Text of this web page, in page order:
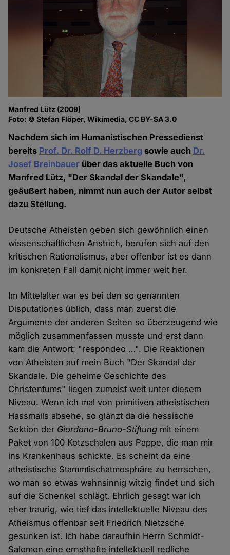
Manfred Lütz (2009)
Foto: © Stefan Flöper, Wikimedia, CC BY-SA 3.0
Nachdem sich im Humanistischen Pressedienst
bereits Prof. Dr. Rolf D. Herzberg sowie auch Dr.
Josef Breinbauer über das aktuelle Buch von
Manfred Lütz, "Der Skandal der Skandale",
geäußert haben, nimmt nun auch der Autor selbst
dazu Stellung.
Deutsche Atheisten geben sich gewöhnlich einen
wissenschaftlichen Anstrich, berufen sich auf den
kritischen Rationalismus, aber offenbar ist es dann
im konkreten Fall damit nicht immer weit her.
Im Mittelalter war es bei den so genannten
Disputationes üblich, dass man zuerst die
Argumente der anderen Seiten so überzeugend wie
möglich zusammenfassen musste und erst dann
kam die Antwort: "respondeo …". Die Reaktionen
von Atheisten auf mein Buch "Der Skandal der
Skandale. Die geheime Geschichte des
Christentums" liegen zumeist weit unter diesem
Niveau. Wenn ich mal von primitiven atheistischen
Hassmails absehe, so glänzt da die hessische
Sektion der Giordano-Bruno-Stiftung mit einem
Paket von 100 Kotzschalen aus Pappe, die man mir
ins Krankenhaus schickte. Es scheint da eine
atheistische Stammtischatmosphäre zu herrschen,
wo man so etwas wahnsinnig witzig findet und sich
auf die Schenkel schlägt. Ehrlich gesagt war ich
eher traurig, wie tief das intellektuelle Niveau des
Atheismus offenbar seit Friedrich Nietzsche
gesunken ist. Ich habe daraufhin Herrn Schmidt-
Salomon eine ernsthafte intellektuell redliche